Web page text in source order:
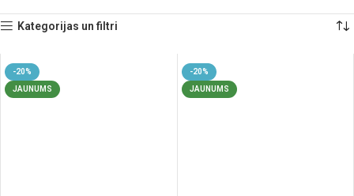
Kategorijas un filtri
-20%
JAUNUMS
-20%
JAUNUMS